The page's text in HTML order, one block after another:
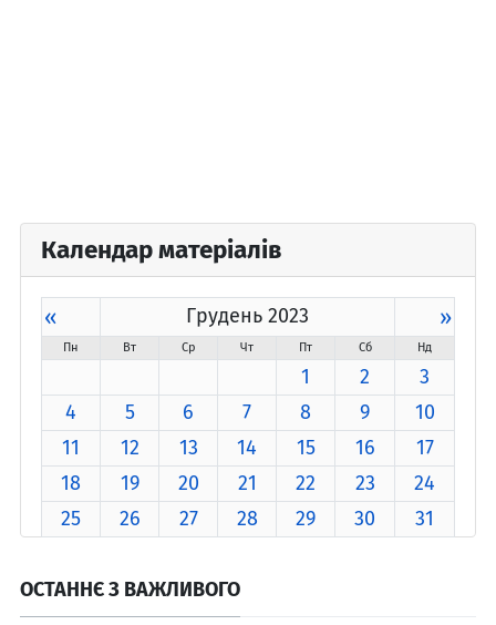
Календар матеріалів
« Грудень 2023 »
Пн Вт Ср Чт Пт Сб Нд
1 2
3
4
5 6 7 8 9
10
11
12 13 14 15 16
17
18
19 20 21 22 23
24
25
26 27 28 29 30 31
ОСТАННЄ З ВАЖЛИВОГО